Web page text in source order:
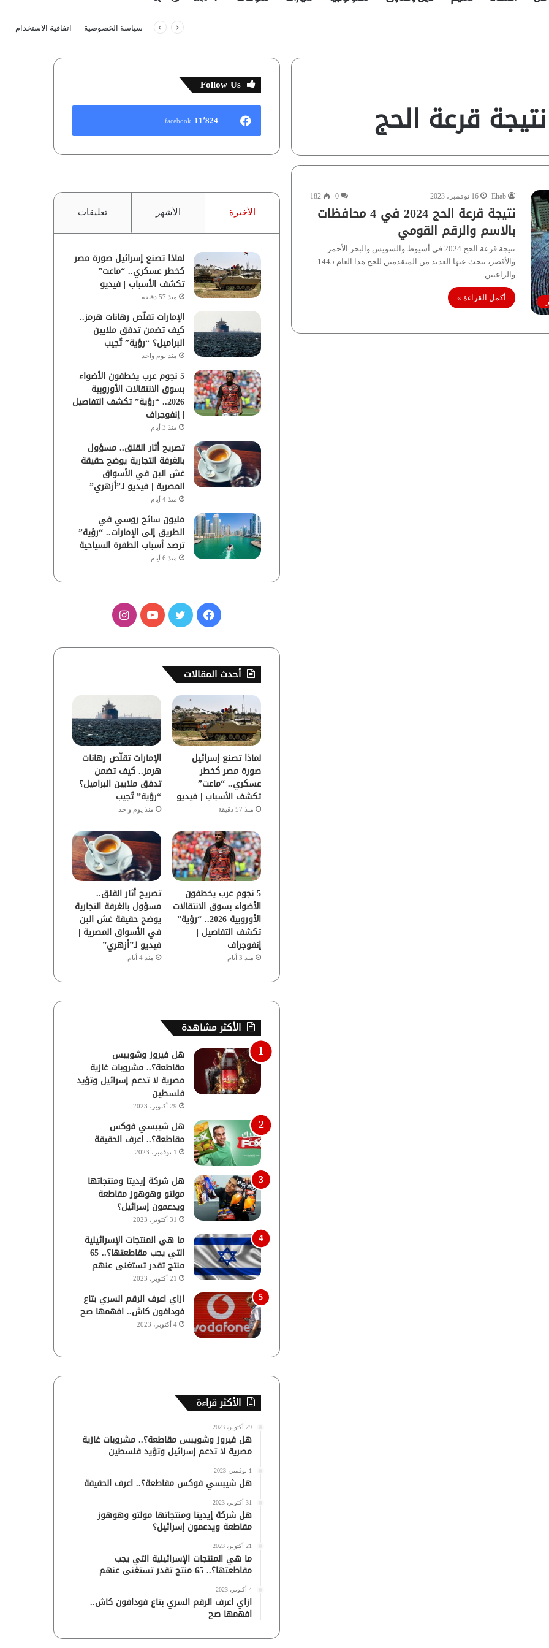
عنالمظلم
سياسة الخصوصية اتفاقية الاستخدام
قرعة الحج
Ehab 16 نوفمبر، 2023 0
182
نتيجة قرعة الحج 2024 في 4 محافظات
بالاسم والرقم القومي
نتيجة قرعة الحج 2024 في أسيوط والسويس والبحر الأحمر
والأقصر، يبحث عنها العديد من المتقدمين للحج هذا العام 1445
والراغبين…
أكمل القراءة »
Follow Us
11٬824 facebook
الأخيرة الأشهر تعليقات
لماذا تصنع إسرائيل صورة مصر
كخطر عسكري.. “ماعت”
تكشف الأسباب | فيديو
منذ 57 دقيقة
الإمارات تقلّص رهانات هرمز..
كيف تضمن تدفق ملايين
البراميل؟ “رؤية” تُجيب
منذ يوم واحد
5 نجوم عرب يخطفون الأضواء
بسوق الانتقالات الأوروبية
2026.. “رؤية” تكشف التفاصيل
| إنفوجراف
منذ 3 أيام
تصريح أثار القلق.. مسؤول
بالغرفة التجارية يوضح حقيقة
غش البن في الأسواق
المصرية | فيديو لـ”أزهري”
منذ 4 أيام
مليون سائح روسي في
الطريق إلى الإمارات.. “رؤية”
ترصد أسباب الطفرة السياحية
منذ 6 أيام
ف
س
و
ك
ي
ر
ب
ا
ق
ر
ا
م
أحدث المقالات
لماذا تصنع إسرائيل
صورة مصر كخطر
عسكري.. “ماعت”
تكشف الأسباب | فيديو
منذ 57 دقيقة
الإمارات تقلّص رهانات
هرمز.. كيف تضمن
تدفق ملايين البراميل؟
“رؤية” تُجيب
منذ يوم واحد
5 نجوم عرب يخطفون
الأضواء بسوق الانتقالات
الأوروبية 2026.. “رؤية”
تكشف التفاصيل |
إنفوجراف
منذ 3 أيام
تصريح أثار القلق..
مسؤول بالغرفة التجارية
يوضح حقيقة غش البن
في الأسواق المصرية |
فيديو لـ”أزهري”
منذ 4 أيام
الأكثر مشاهدة
هل فيروز وشويبس
مقاطعة؟.. مشروبات غازية
مصرية لا تدعم إسرائيل وتؤيد
فلسطين
29 أكتوبر، 2023
هل شيبسي فوكس
مقاطعة؟.. اعرف الحقيقة
1 نوفمبر، 2023
هل شركة إيديتا ومنتجاتها
مولتو وهوهوز مقاطعة
ويدعمون إسرائيل؟
31 أكتوبر، 2023
ما هي المنتجات الإسرائيلية
التي يجب مقاطعتها؟.. 65
منتج تقدر تستغنى عنهم
21 أكتوبر، 2023
ازاي اعرف الرقم السري بتاع
فودافون كاش.. افهمها صح
4 أكتوبر، 2023
الأكثر قراءة
29 أكتوبر، 2023
هل فيروز وشويبس مقاطعة؟.. مشروبات غازية
مصرية لا تدعم إسرائيل وتؤيد فلسطين
1 نوفمبر، 2023
هل شيبسي فوكس مقاطعة؟.. اعرف الحقيقة
31 أكتوبر، 2023
هل شركة إيديتا ومنتجاتها مولتو وهوهوز
مقاطعة ويدعمون إسرائيل؟
21 أكتوبر، 2023
ما هي المنتجات الإسرائيلية التي يجب
مقاطعتها؟.. 65 منتج تقدر تستغنى عنهم
4 أكتوبر، 2023
ازاي اعرف الرقم السري بتاع فودافون كاش..
افهمها صح